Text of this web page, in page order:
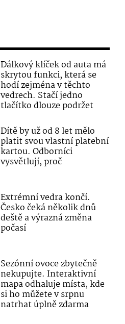
Dálkový klíček od auta má
skrytou funkci, která se
hodí zejména v těchto
vedrech. Stačí jedno
tlačítko dlouze podržet
Dítě by už od 8 let mělo
platit svou vlastní platební
kartou. Odborníci
vysvětlují, proč
Extrémní vedra končí.
Česko čeká několik dnů
deště a výrazná změna
počasí
Sezónní ovoce zbytečně
nekupujte. Interaktivní
mapa odhaluje místa, kde
si ho můžete v srpnu
natrhat úplně zdarma